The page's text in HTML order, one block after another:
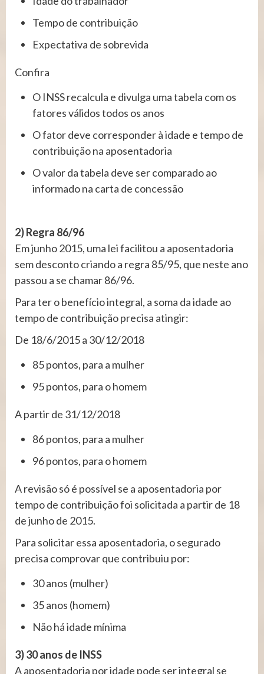
Tempo de contribuição
Expectativa de sobrevida
Confira
O INSS recalcula e divulga uma tabela com os
fatores válidos todos os anos
O fator deve corresponder à idade e tempo de
contribuição na aposentadoria
O valor da tabela deve ser comparado ao
informado na carta de concessão
2) Regra 86/96
Em junho 2015, uma lei facilitou a aposentadoria
sem desconto criando a regra 85/95, que neste ano
passou a se chamar 86/96.
Para ter o benefício integral, a soma da idade ao
tempo de contribuição precisa atingir:
De 18/6/2015 a 30/12/2018
85 pontos, para a mulher
95 pontos, para o homem
A partir de 31/12/2018
86 pontos, para a mulher
96 pontos, para o homem
A revisão só é possível se a aposentadoria por
tempo de contribuição foi solicitada a partir de 18
de junho de 2015.
Para solicitar essa aposentadoria, o segurado
precisa comprovar que contribuiu por:
30 anos (mulher)
35 anos (homem)
Não há idade mínima
3) 30 anos de INSS
A aposentadoria por idade pode ser integral se